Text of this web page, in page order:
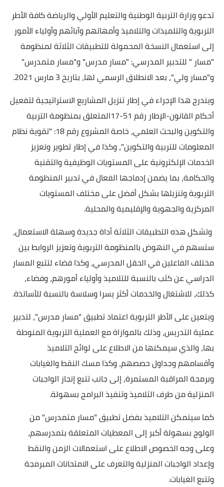
تدعو وزارة التربية الوطنية والتعليم الأولي والرياضة كافة الأطر
التربوية والتلميذات والتلاميذ وأمهاتهم وآبائهم وأولياء الأمور
إلى استعمال النسخة المحمولة للتطبيقات الثلاثة لمنظومة
"مسار " للتدبير المدرسي: "مسار مدرس" و"مسار متمدرس"
و"مسار ولي"، بعد الانطلاق الرسمي لها، بتاريخ 3 مارس 2021.
ويندرج هذا الإجراء في إطار تنزيل المشاريع الاستراتيجية لتفعيل
أحكام القانون-الإطار رقم 51-17المتعلق بمنظومة التربية
والتكوين والبحث العلمي، خاصة المشروع رقم 18: "تقوية نظام
المعلومات للتربية والتكوين"، وكذا في إطار تطوير وتعزيز
الخدمات الإلكترونية على المستويات الوظيفية والتقنية
والحكامة، بما يضمن إدماجها الفعال في تدبير المنظومة
التربوية وتنزيلها بشكل أفضل على مختلف المستويات
المركزية والجهوية والإقليمية والمحلية.
وتشكل هذه التطبيقات الثلاثة أداة جديدة وسهلة الاستعمال،
ستسهم في النهوض بالمنظومة التربوية وتعزيز الروابط بين
مختلف الفاعلين في الحقل المدرسي، وكذا فضاء لتتبع المسار
الدراسي عن كثب بالنسبة للتلاميذ وأولياء أمورهم، وفضاء،
كذلك، للاشتغال والخدمات أكثر يسرا وسلاسة بالنسبة للأساتذة.
ويتعين على الأطر التربوية اعتماد تطبيق "مسار مدرس"، لتدبير
عملية التدريس، وذلك بالموازاة مع العملية التربوية المنوطة
بها، والذي سيمكنها من الاطلاع على لوائح التلاميذ
وأقسامهم وجداول حصصهم، وكذا مسك النقط والغيابات
وبرمجة المراقبة المستمرة، إلى جانب تتبع إنجاز الواجبات
المنزلية من طرف التلاميذ وتنفيذ البرامج بسهولة.
كما سيتمكن التلاميذ بفضل تطبيق "مسار متمدرس" من
الولوج بسهولة أكبر إلى المعطيات المتعلقة بتمدرسهم،
وعلى وجه الخصوص الاطلاع على استعمالات الزمن والنقط
وإعداد الواجبات المنزلية والتعرف على الامتحانات المبرمجة
وتتبع الغيابات.